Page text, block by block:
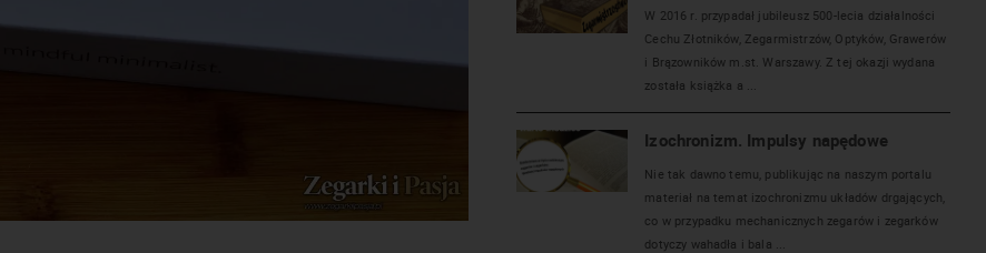
W 2016 r. przypadał jubileusz 500-lecia działalności
Cechu Złotników, Zegarmistrzów, Optyków, Grawerów
i Brązowników m.st. Warszawy. Z tej okazji wydana
została książka a ...
Izochronizm. Impulsy napędowe
Nie tak dawno temu, publikując na naszym portalu
materiał na temat izochronizmu układów drgających,
co w przypadku mechanicznych zegarów i zegarków
dotyczy wahadła i bala ...